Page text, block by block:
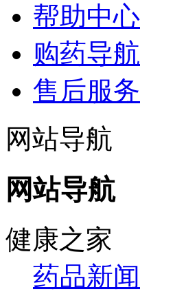
帮助中心
购药导航
售后服务
网站导航
网站导航
健康之家
药品新闻